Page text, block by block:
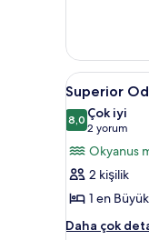
daha
fazla
detay
Superior
Oda,
1
En
Büyük
(King)
Boy
Yatak
7
Superior
8,08,0 / 10
Çok iyi
2 yorum
(2
yorum)
Okyanus
2 kişilik
1 en
Daha çok
Superior